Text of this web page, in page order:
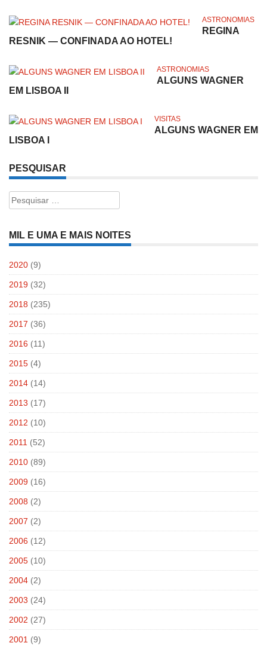
ASTRONOMIAS
REGINA
RESNIK — CONFINADA AO HOTEL!
ASTRONOMIAS
ALGUNS WAGNER
EM LISBOA II
VISITAS
ALGUNS WAGNER EM
LISBOA I
PESQUISAR
Pesquisar
por:
MIL E UMA E MAIS NOITES
2020 (9)
2019 (32)
2018 (235)
2017 (36)
2016 (11)
2015 (4)
2014 (14)
2013 (17)
2012 (10)
2011 (52)
2010 (89)
2009 (16)
2008 (2)
2007 (2)
2006 (12)
2005 (10)
2004 (2)
2003 (24)
2002 (27)
2001 (9)